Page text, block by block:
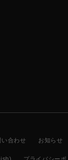
合わせ お知らせ